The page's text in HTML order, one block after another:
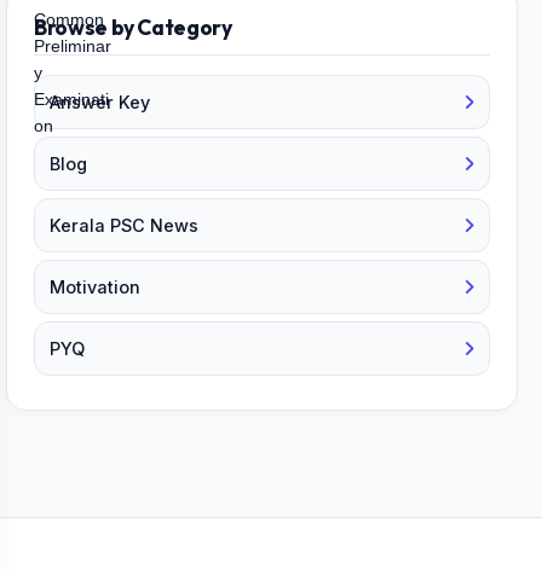
Browse by Category
Answer Key
Blog
Kerala PSC News
Motivation
PYQ